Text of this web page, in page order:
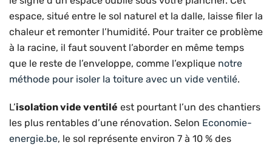
espace, situé entre le sol naturel et la dalle, laisse filer la
chaleur et remonter l’humidité. Pour traiter ce problème
à la racine, il faut souvent l’aborder en même temps
que le reste de l’enveloppe, comme l’explique notre
méthode pour isoler la toiture avec un vide ventilé.
L’isolation vide ventilé est pourtant l’un des chantiers
les plus rentables d’une rénovation. Selon Economie-
energie.be, le sol représente environ 7 à 10 % des